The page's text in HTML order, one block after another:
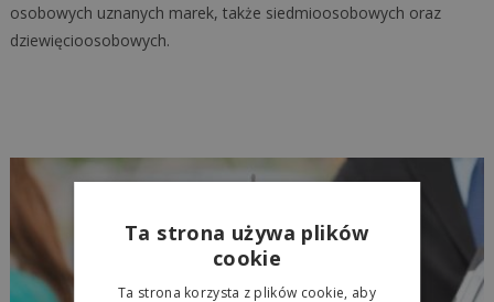
osobowych uznanych marek, także siedmioosobowych oraz
dziewięcioosobowych.
Ta strona używa plików
cookie
Ta strona korzysta z plików cookie, aby